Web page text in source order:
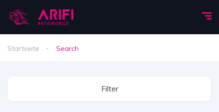
Startseite Search
Filter